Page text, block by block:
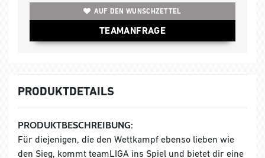
AUF DEN WUNSCHZETTEL
TEAMANFRAGE
PRODUKTDETAILS
PRODUKTBESCHREIBUNG:
Für diejenigen, die den Wettkampf ebenso lieben wie
den Sieg, kommt teamLIGA ins Spiel und bietet dir eine